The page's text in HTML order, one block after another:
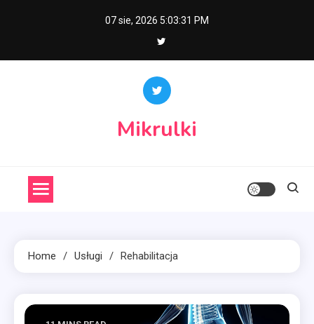
07 sie, 2026 5:03:32 PM
Mikrulki
Home Usługi Rehabilitacja